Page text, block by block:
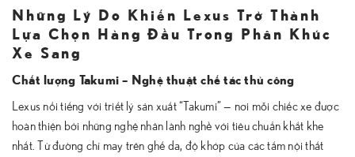
Những Lý Do Khiến Lexus Trở Thành
Lựa Chọn Hàng Đầu Trong Phân Khúc
Xe Sang
Chất lượng Takumi – Nghệ thuật chế tác thủ công
Lexus nổi tiếng với triết lý sản xuất “Takumi” — nơi mỗi chiếc xe được
hoàn thiện bởi những nghệ nhân lành nghề với tiêu chuẩn khắt khe
nhất. Từ đường chỉ may trên ghế da, độ khớp của các tấm nội thất